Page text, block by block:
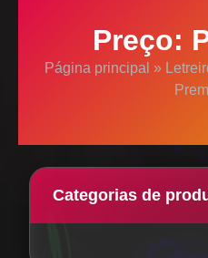
Preço:
Página principal »
Categorias de